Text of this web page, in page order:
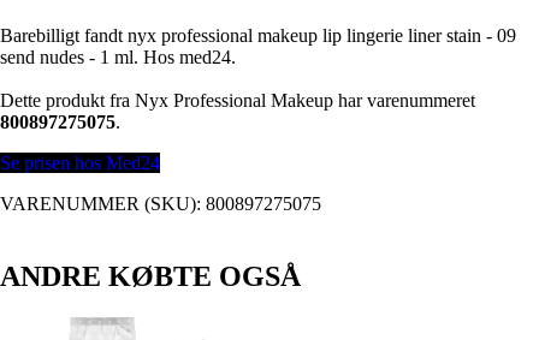
Barebilligt fandt nyx professional makeup lip lingerie liner stain - 09
send nudes - 1 ml. Hos med24.
Dette produkt fra Nyx Professional Makeup har varenummeret
800897275075.
Se prisen hos Med24
VARENUMMER (SKU): 800897275075
ANDRE KØBTE OGSÅ